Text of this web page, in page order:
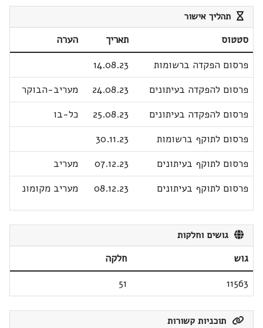
תהליך אישור
סטטוס תאריך
הערה
פרסום הפקדה ברשומות
14.08.23
פרסום להפקדה בעיתונים
24.08.23
מעריב-הבוקר
פרסום להפקדה בעיתונים
25.08.23
כל-בו
פרסום לתוקף ברשומות
30.11.23
פרסום לתוקף בעיתונים
07.12.23
מעריב
פרסום לתוקף בעיתונים
08.12.23 מעריב מקומונ
גושים וחלקות
גוש
חלקה
11563
51
תוכניות קשורות